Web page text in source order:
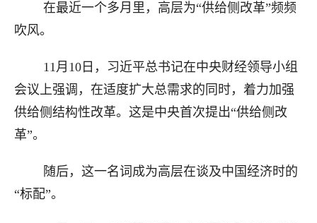
在最近一个多月里，高层为“供给侧改革”频频
吹风。
11月10日，习近平总书记在中央财经领导小组
会议上强调，在适度扩大总需求的同时，着力加强
供给侧结构性改革。这是中央首次提出“供给侧改
革”。
随后，这一名词成为高层在谈及中国经济时的
“标配”。